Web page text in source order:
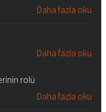
Daha fazla oku
Daha fazla oku
rolü
Daha fazla oku